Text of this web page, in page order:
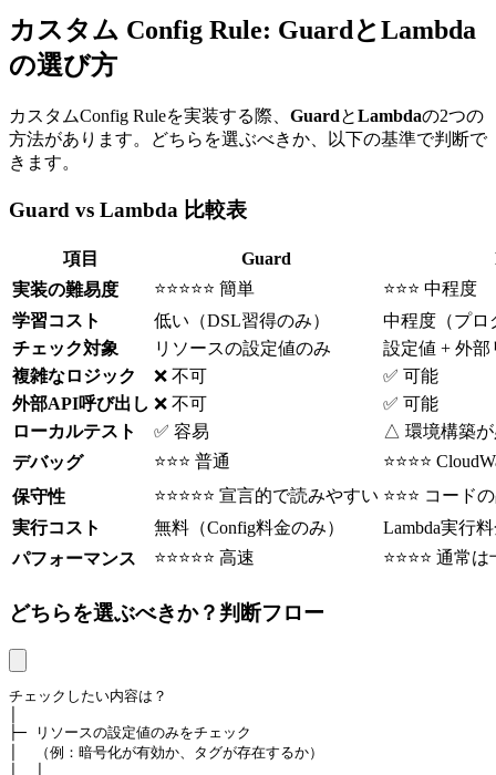
カスタム Config Rule: GuardとLambda
の選び方
カスタムConfig Ruleを実装する際、 GuardとLambdaの2つの
方法があります。どちらを選ぶべきか、以下の基準で判断で
きます。
Guard vs Lambda 比較表
項目 Guard
実装の難易度
⭐⭐⭐⭐⭐ 簡単
⭐⭐⭐ 中程度
学習コスト
低い（DSL習得のみ）
中程度（プロ
チェック対象
リソースの設定値のみ
設定値 + 外部
複雑なロジック
❌ 不可
✅ 可能
外部API呼び出し ❌ 不可
✅ 可能
ローカルテスト
✅ 容易
△ 環境構築
デバッグ
⭐⭐⭐ 普通
⭐⭐⭐⭐
保守性
⭐⭐⭐⭐⭐ 宣言的で読みやすい ⭐⭐⭐ コード
実行コスト
無料（Config料金のみ）
Lambda実行
パフォーマンス
⭐⭐⭐⭐⭐ 高速 ⭐⭐⭐⭐ 通常
どちらを選ぶべきか？判断フロー
チェックしたい内容は？
├─ リソースの設定値のみをチェック
│  （例：暗号化が有効か、タグが存在するか）